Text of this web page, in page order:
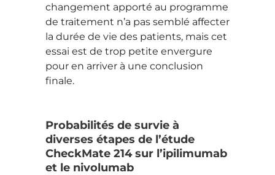
changement apporté au programme
de traitement n’a pas semblé affecter
la durée de vie des patients, mais cet
essai est de trop petite envergure
pour en arriver à une conclusion
finale.
Probabilités de survie à
diverses étapes de l’étude
CheckMate 214 sur l’ipilimumab
et le nivolumab